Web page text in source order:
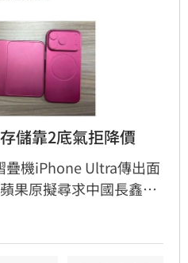
儲靠2底氣拒降價
疊機iPhone Ultra傳出面
果原擬尋求中國長鑫存
購成本，卻因AI需求推